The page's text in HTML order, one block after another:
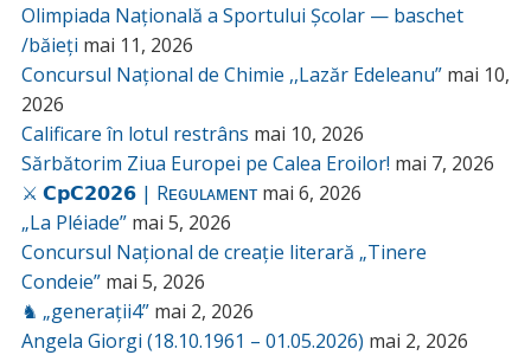
Olimpiada Națională a Sportului Școlar — baschet
/băieți mai 11, 2026
Concursul Național de Chimie ,,Lazăr Edeleanu” mai 10,
2026
Calificare în lotul restrâns mai 10, 2026
Sărbătorim Ziua Europei pe Calea Eroilor! mai 7, 2026
⚔️ 𝗖𝗽𝗖𝟮𝟬𝟮𝟲 | Rᴇɢᴜʟᴀᴍᴇɴᴛ mai 6, 2026
„La Pléiade” mai 5, 2026
Concursul Național de creație literară „Tinere
Condeie” mai 5, 2026
♞ „generații4” mai 2, 2026
Angela Giorgi (18.10.1961 – 01.05.2026) mai 2, 2026